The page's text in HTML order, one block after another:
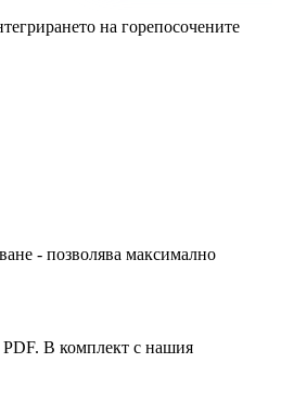
на горепосочените
- позволява максимално
PDF. В комплект с нашия